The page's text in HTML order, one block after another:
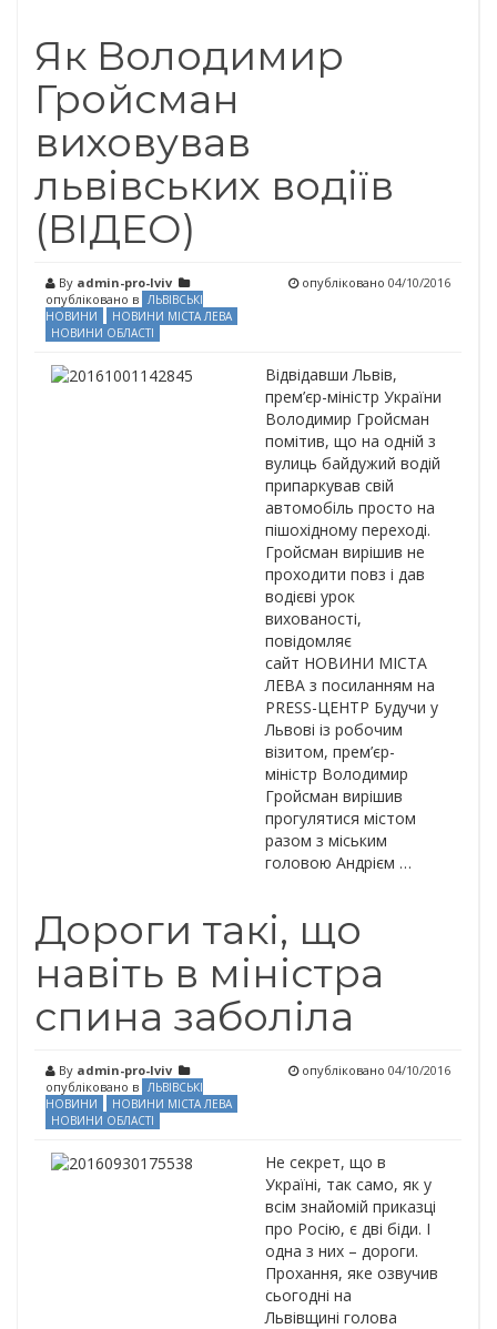
Як Володимир
Гройсман
виховував
львівських водіїв
(ВІДЕО)
By admin-pro-lviv
опубліковано в ЛЬВІВСЬКІ
НОВИНИ
НОВИНИ МІСТА ЛЕВА
НОВИНИ ОБЛАСТІ
опубліковано 04/10/2016
Відвідавши Львів,
прем’єр-міністр України
Володимир Гройсман
помітив, що на одній з
вулиць байдужий водій
припаркував свій
автомобіль просто на
пішохідному переході.
Гройсман вирішив не
проходити повз і дав
водієві урок
вихованості,
повідомляє
сайт НОВИНИ МІСТА
ЛЕВА з посиланням на
PRESS-ЦЕНТР Будучи у
Львові із робочим
візитом, прем’єр-
міністр Володимир
Гройсман вирішив
прогулятися містом
разом з міським
головою Андрієм …
Дороги такі, що
навіть в міністра
спина заболіла
By admin-pro-lviv
опубліковано в ЛЬВІВСЬКІ
НОВИНИ
НОВИНИ МІСТА ЛЕВА
НОВИНИ ОБЛАСТІ
опубліковано 04/10/2016
Не секрет, що в
Україні, так само, як у
всім знайомій приказці
про Росію, є дві біди. І
одна з них – дороги.
Прохання, яке озвучив
сьогодні на
Львівщині голова